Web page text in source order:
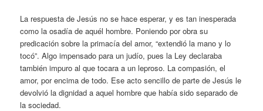
La respuesta de Jesús no se hace esperar, y es tan inesperada
como la osadía de aquél hombre. Poniendo por obra su
predicación sobre la primacía del amor, “extendió la mano y lo
tocó”. Algo impensado para un judío, pues la Ley declaraba
también impuro al que tocara a un leproso. La compasión, el
amor, por encima de todo. Ese acto sencillo de parte de Jesús le
devolvió la dignidad a aquel hombre que había sido separado de
la sociedad.